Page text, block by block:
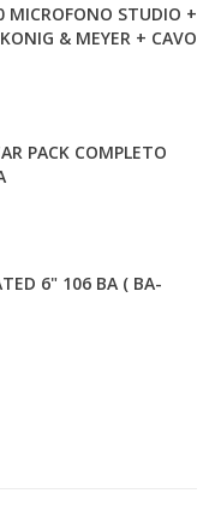
MICROFONO STUDIO +
& MEYER + CAVO
PACK COMPLETO
6" 106 BA ( BA-